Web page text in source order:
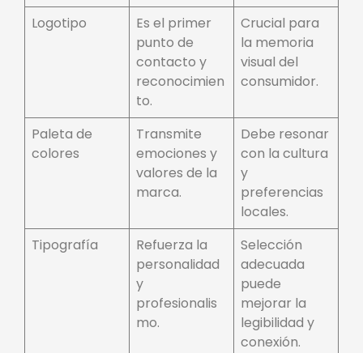
Logotipo
Es el primer
punto de
contacto y
reconocimien
to.
Crucial para
la memoria
visual del
consumidor.
Paleta de
colores
Transmite
emociones y
valores de la
marca.
Debe resonar
con la cultura
y
preferencias
locales.
Tipografía
Refuerza la
personalidad
y
profesionalis
mo.
Selección
adecuada
puede
mejorar la
legibilidad y
conexión.